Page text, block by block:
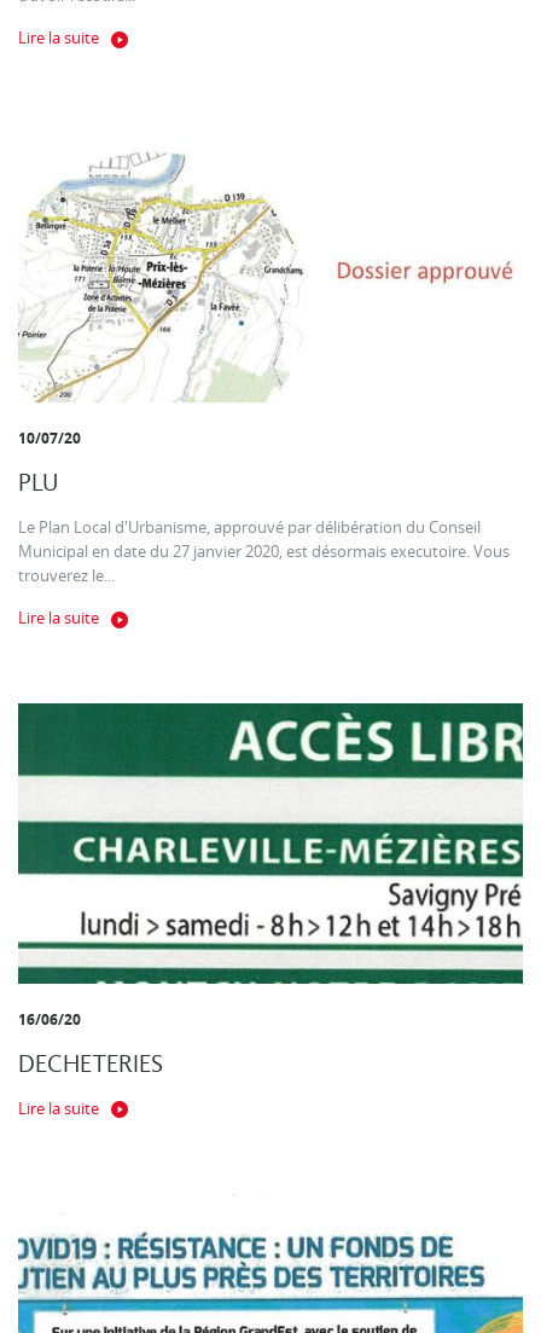
Lire la suite
10/07/20
PLU
Le Plan Local d'Urbanisme, approuvé par délibération du Conseil
Municipal en date du 27 janvier 2020, est désormais executoire. Vous
trouverez le...
Lire la suite
16/06/20
DECHETERIES
Lire la suite